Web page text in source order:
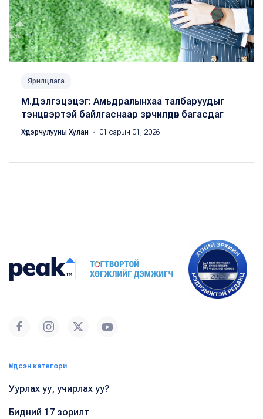
Ярилцлага
М.Дэлгэцэцэг: Амьдралынхаа талбаруудыг
тэнцвэртэй байлгаснаар зөрчилдөөн багасдаг
Хүдэрчулууны Хулан ・ 01 сарын 01, 2026
Үндсэн категори
Уурлах уу, учирлах уу?
Бидний 17 зорилт